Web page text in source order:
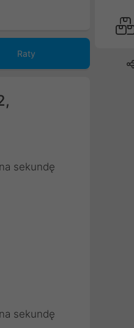
Raty
sekundę
sekundę